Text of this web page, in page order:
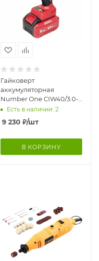
Гайковерт
аккумуляторная
Number One CIW40/3.0-
PRO-BL
Есть в наличии: 2
9 230 ₽/шт
В КОРЗИНУ